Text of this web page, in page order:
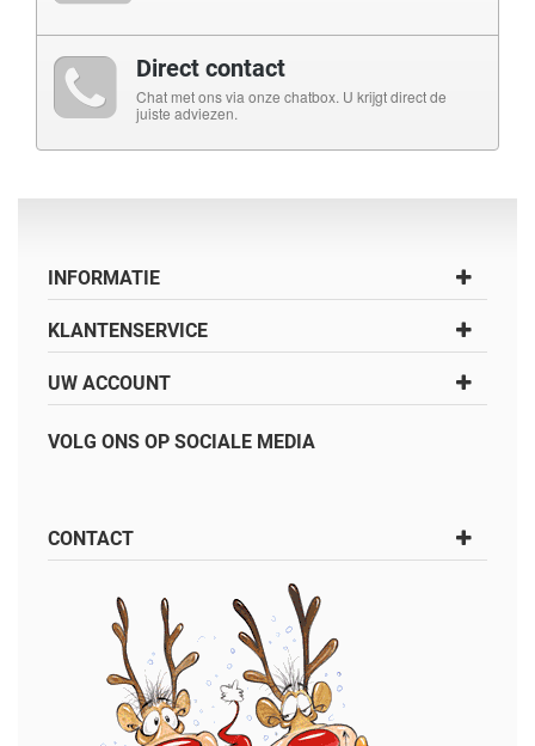
Direct contact
Chat met ons via onze chatbox. U krijgt direct de
juiste adviezen.
INFORMATIE
KLANTENSERVICE
UW ACCOUNT
VOLG ONS OP SOCIALE MEDIA
CONTACT